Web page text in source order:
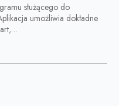
służącego do
umożliwia dokładne